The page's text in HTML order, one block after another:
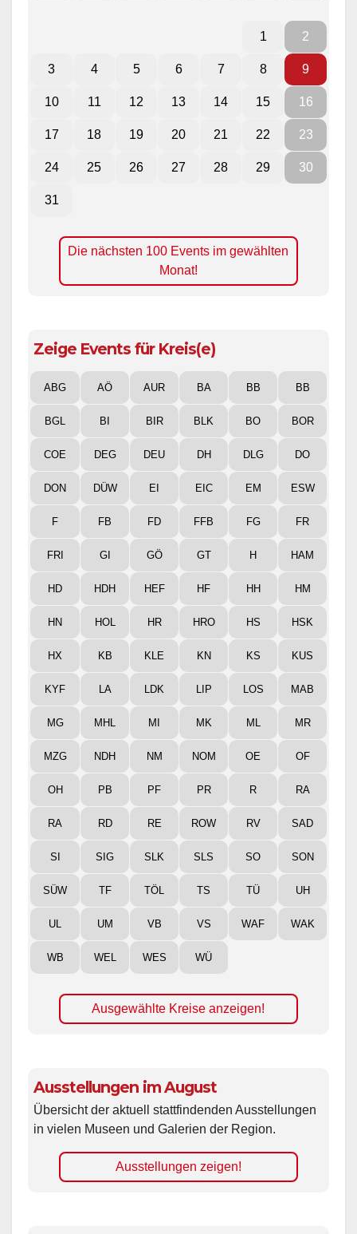
1 2
3 4 5 6 7 8 9
10 11 12 13 14 15 16
17 18 19 20 21 22 23
24 25 26 27 28 29 30
31
Die nächsten 100 Events im gewählten
Monat!
Zeige Events für Kreis(e)
ABG AÖ AUR BA BB BB
BGL BI BIR BLK BO BOR
COE DEG DEU DH DLG DO
DON DÜW EI EIC EM ESW
F FB FD FFB FG FR
FRI GI GÖ GT H HAM
HD HDH HEF HF HH HM
HN HOL HR HRO HS HSK
HX KB KLE KN KS KUS
KYF LA LDK LIP LOS MAB
MG MHL MI MK ML MR
MZG NDH NM NOM OE OF
OH PB PF PR R RA
RA RD RE ROW RV SAD
SI SIG SLK SLS SO SON
SÜW TF TÖL TS TÜ UH
UL UM VB VS WAF WAK
WB WEL WES WÜ
Ausgewählte Kreise anzeigen!
Ausstellungen im August
Übersicht der aktuell stattfindenden Ausstellungen
in vielen Museen und Galerien der Region.
Ausstellungen zeigen!